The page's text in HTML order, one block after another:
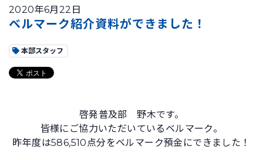
2020年6月22日
ベルマーク紹介資料ができました！
本部スタッフ
啓発普及部 野木です。
皆様にご協力いただいているベルマーク。
昨年度は586,510点分をベルマーク預金にできました！